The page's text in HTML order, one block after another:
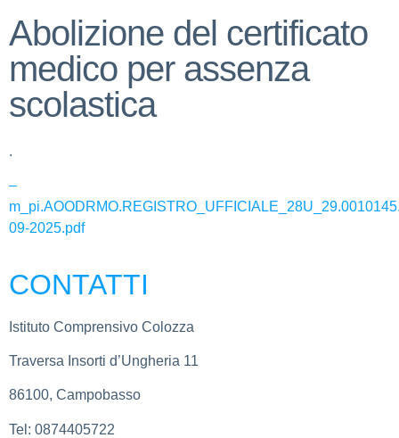
Abolizione del certificato
medico per assenza
scolastica
.
–
09-2025.pdf
CONTATTI
Istituto Comprensivo Colozza
Traversa Insorti d’Ungheria 11
86100, Campobasso
Tel: 0874405722